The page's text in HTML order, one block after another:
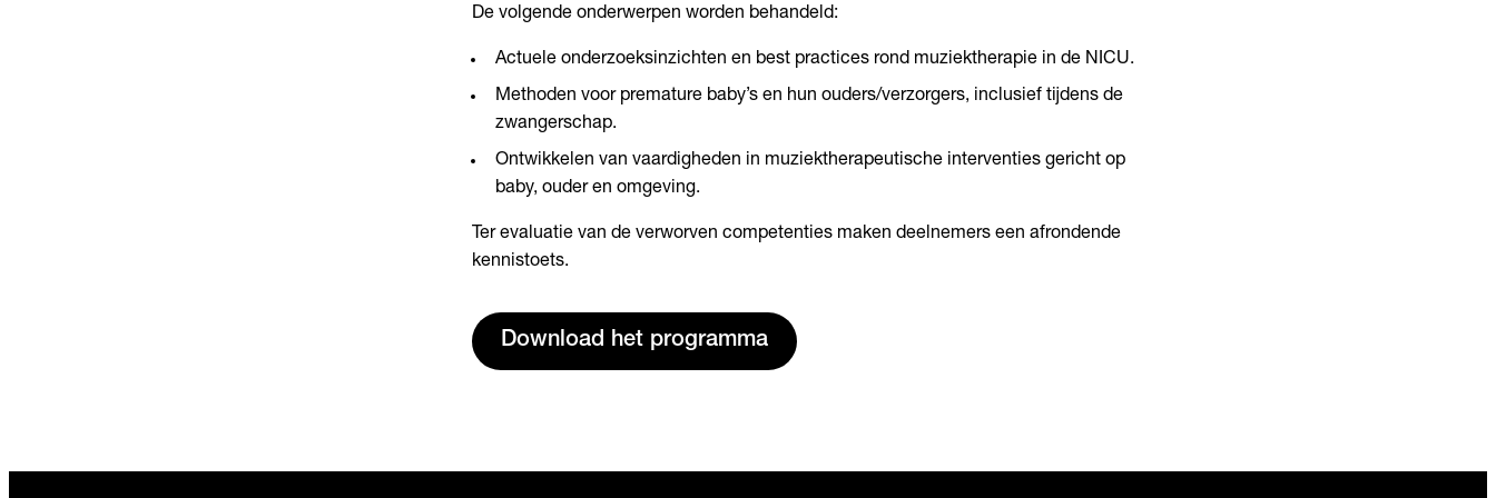
De volgende onderwerpen worden behandeld:
Actuele onderzoeksinzichten en best practices rond muziektherapie in de NICU.
Methoden voor premature baby’s en hun ouders/verzorgers, inclusief tijdens de
zwangerschap.
Ontwikkelen van vaardigheden in muziektherapeutische interventies gericht op
baby, ouder en omgeving.
Ter evaluatie van de verworven competenties maken deelnemers een afrondende
kennistoets.
Download het programma